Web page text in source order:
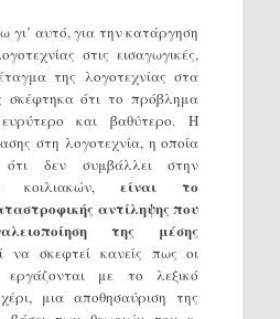
αυτό, για την κατάργηση
στις εισαγωγικές,
της λογοτεχνίας στα
σκέφτηκα ότι το πρόβλημα
ευρύτερο και βαθύτερο. Η
στη λογοτεχνία, η οποία
δεν συμβάλλει στην
κοιλιακών,είναι το
αντίληψης που
της μέσης
να σκεφτεί κανείς πως οι
εργάζονται με το λεξικό
μια αποθησαύριση της